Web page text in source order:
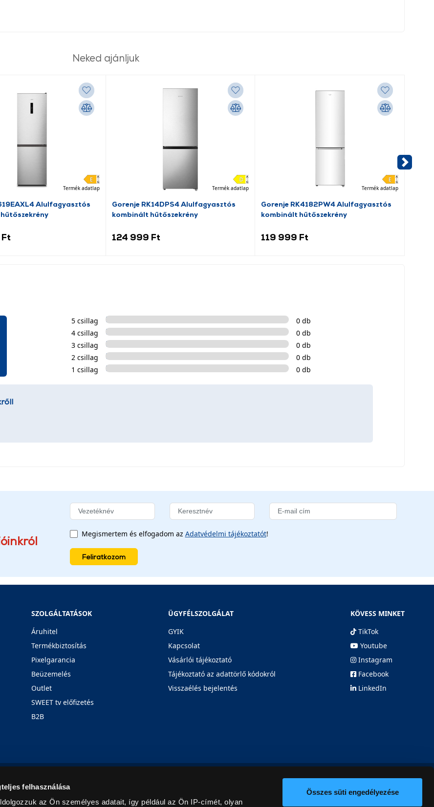
felhasználása
az Ön személyes adatait, így például az Ön IP-címét, olyan
Összes süti engedélyezése
Neked ajánljuk
Termék adatlap
Alulfagyasztós
Termék adatlap
Gorenje RK14DPS4 Alulfagyasztós
kombinált hűtőszekrény
124 999 Ft
Termék adatlap
Gorenje RK4182PW4 Alulfagyasztós
kombinált hűtőszekrény
119 999 Ft
5 csillag
0 db
4 csillag
0 db
3 csillag
0 db
2 csillag
0 db
1 csillag
0 db
Megismertem és elfogadom az Adatvédelmi tájékoztatót!
Feliratkozom
SZOLGÁLTATÁSOK
Áruhitel
Termékbiztosítás
Pixelgarancia
Beüzemelés
Outlet
SWEET tv előfizetés
B2B
ÜGYFÉLSZOLGÁLAT
GYIK
Kapcsolat
Vásárlói tájékoztató
Tájékoztató az adattörlő kódokról
Visszaélés bejelentés
KÖVESS MINKET
TikTok
Youtube
Instagram
Facebook
LinkedIn